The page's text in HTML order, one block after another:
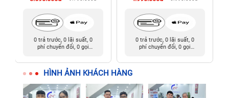
0 trả trước, 0 lãi suất, 0
phí chuyển đổi, 0 gọi
0 trả trước, 0 lãi suất, 0
phí chuyển đổi, 0 gọi
HÌNH ẢNH KHÁCH HÀNG